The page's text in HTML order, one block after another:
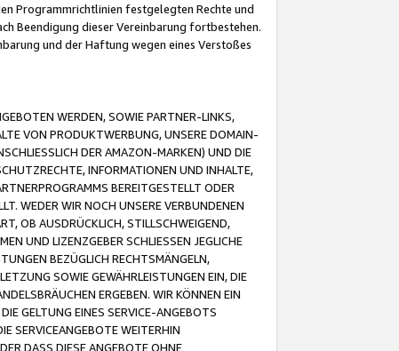
Programmrichtlinien festgelegten Rechte und
Beendigung dieser Vereinbarung fortbestehen.
und der Haftung wegen eines Verstoßes
WERDEN, SOWIE PARTNER-LINKS,
VON PRODUKTWERBUNG, UNSERE DOMAIN-
DER AMAZON-MARKEN) UND DIE
INFORMATIONEN UND INHALTE,
BEREITGESTELLT ODER
WEDER WIR NOCH UNSERE VERBUNDENEN
OB AUSDRÜCKLICH, STILLSCHWEIGEND,
UND LIZENZGEBER SCHLIESSEN JEGLICHE
BEZÜGLICH RECHTSMÄNGELN,
SOWIE GEWÄHRLEISTUNGEN EIN, DIE
ERGEBEN. WIR KÖNNEN EIN
GELTUNG EINES SERVICE-ANGEBOTS
SERVICEANGEBOTE WEITERHIN
DASS DIESE ANGEBOTE OHNE